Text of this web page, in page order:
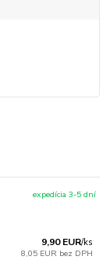
9,90 EUR/ks
8,05 EUR bez DPH
expedícia 3-5 dní